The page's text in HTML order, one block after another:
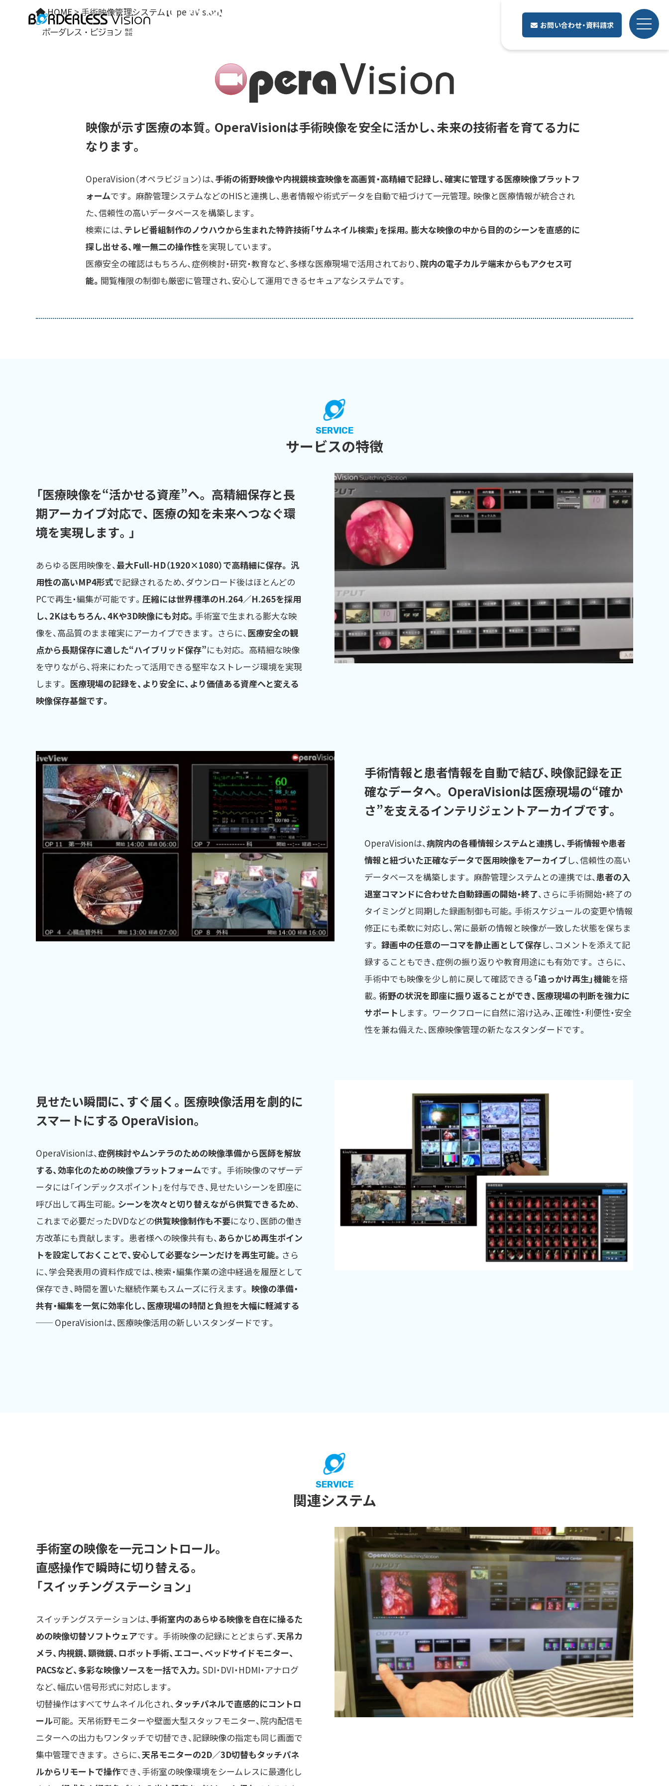
お問い合わせ・資料請求
手術映像管理システム【OperaVision】
HOME>手術映像管理システム【OperaVision】
映像が示す医療の本質。OperaVisionは手術映像を安全に活かし、未来の技術者を育てる力に
なります。
OperaVision（オペラビジョン）は、 手術の術野映像や内視鏡検査映像を高画質・高精細で記録し、確実に管理する医療映像プラットフ
ォームです。 麻酔管理システムなどのHISと連携し、患者情報や術式データを自動で紐づけて一元管理。映像と医療情報が統合され
た、信頼性の高いデータベースを構築します。
検索には、 テレビ番組制作のノウハウから生まれた特許技術「サムネイル検索」を採用。膨大な映像の中から目的のシーンを直感的に
探し出せる、唯一無二の操作性を実現しています。
医療安全の確認はもちろん、症例検討・研究・教育など、多様な医療現場で活用されており、 院内の電子カルテ端末からもアクセス可
能。 閲覧権限の制御も厳密に管理され、安心して運用できるセキュアなシステムです。
SERVICE
サービスの特徴
「医療映像を“活かせる資産”へ。 高精細保存と長
期アーカイブ対応で、 医療の知を未来へつなぐ環
境を実現します。」
あらゆる医用映像を、最大Full-HD（1920×1080）で高精細に保存。 汎
用性の高いMP4形式で記録されるため、ダウンロード後はほとんどの
PCで再生・編集が可能です。 圧縮には世界標準のH.264／H.265を採用
し、2Kはもちろん、4Kや3D映像にも対応。 手術室で生まれる膨大な映
像を、高品質のまま確実にアーカイブできます。 さらに、医療安全の観
点から長期保存に適した“ハイブリッド保存”にも対応。 高精細な映像
を守りながら、将来にわたって活用できる堅牢なストレージ環境を実現
します。 医療現場の記録を、より安全に、より価値ある資産へと変える
映像保存基盤です。
手術情報と患者情報を自動で結び、映像記録を正
確なデータへ。 OperaVisionは医療現場の“確か
さ”を支えるインテリジェントアーカイブです。
OperaVisionは、病院内の各種情報システムと連携し、手術情報や患者
情報と紐づいた正確なデータで医用映像をアーカイブし、信頼性の高い
データベースを構築します。 麻酔管理システムとの連携では、患者の入
退室コマンドに合わせた自動録画の開始・終了、さらに手術開始・終了の
タイミングと同期した録画制御も可能。手術スケジュールの変更や情報
修正にも柔軟に対応し、常に最新の情報と映像が一致した状態を保ちま
す。 録画中の任意の一コマを静止画として保存し、コメントを添えて記
録することもでき、症例の振り返りや教育用途にも有効です。 さらに、
手術中でも映像を少し前に戻して確認できる 「追っかけ再生」機能を搭
載。 術野の状況を即座に振り返ることができ、医療現場の判断を強力に
サポート します。 ワークフローに自然に溶け込み、正確性・利便性・安全
性を兼ね備えた、医療映像管理の新たなスタンダードです。
見せたい瞬間に、すぐ届く。医療映像活用を劇的に
スマートにする OperaVision。
OperaVisionは、症例検討やムンテラのための映像準備から医師を解放
する、効率化のための映像プラットフォームです。 手術映像のマザーデ
ータには「インデックスポイント」を付与でき、見せたいシーンを即座に
呼び出して再生可能。 シーンを次々と切り替えながら供覧できるため、
これまで必要だったDVDなどの供覧映像制作も不要になり、医師の働き
方改革にも貢献します。 患者様への映像共有も、 あらかじめ再生ポイン
トを設定しておくことで、安心して必要なシーンだけを再生可能。 さら
に、学会発表用の資料作成では、検索・編集作業の途中経過を履歴として
保存でき、時間を置いた継続作業もスムーズに行えます。 映像の準備・
共有・編集を一気に効率化し、医療現場の時間と負担を大幅に軽減する
── OperaVisionは、医療映像活用の新しいスタンダードです。
SERVICE
関連システム
手術室の映像を一元コントロール。
直感操作で瞬時に切り替える。
「スイッチングステーション」
スイッチングステーションは、手術室内のあらゆる映像を自在に操るた
めの映像切替ソフトウェアです。 手術映像の記録にとどまらず、天吊カ
メラ、内視鏡、顕微鏡、ロボット手術、エコー、ベッドサイドモニター、
PACSなど、多彩な映像ソースを一括で入力。 SDI・DVI・HDMI・アナログ
など、幅広い信号形式に対応します。
切替操作はすべてサムネイル化され、タッチパネルで直感的にコントロ
ール可能。 天吊術野モニターや壁面大型スタッフモニター、院内配信モ
ニターへの出力もワンタッチで切替でき、記録映像の指定も同じ画面で
集中管理できます。 さらに、天吊モニターの2D／3D切替もタッチパネ
ルからリモートで操作でき、手術室の映像環境をシームレスに最適化し